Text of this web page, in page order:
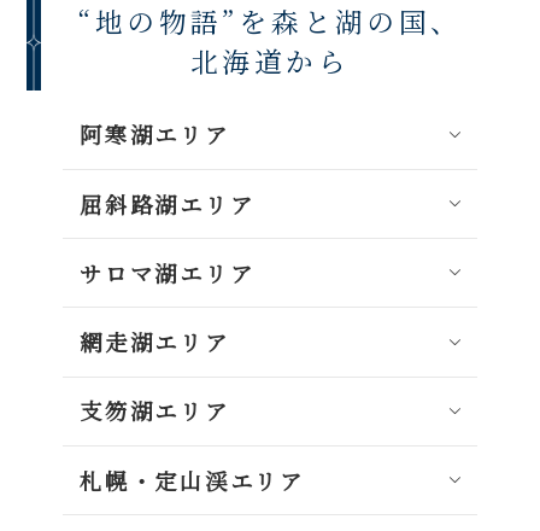
“地の物語”を森と湖の国、
北海道から
阿寒湖エリア
屈斜路湖エリア
サロマ湖エリア
網走湖エリア
支笏湖エリア
札幌・定山渓エリア